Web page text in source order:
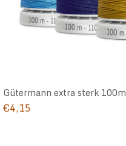
Gütermann extra sterk 100m
€4,15